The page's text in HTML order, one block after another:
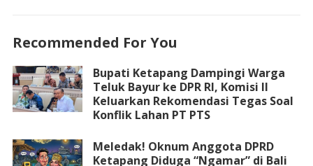
Recommended For You
Bupati Ketapang Dampingi Warga
Teluk Bayur ke DPR RI, Komisi II
Keluarkan Rekomendasi Tegas Soal
Konflik Lahan PT PTS
Meledak! Oknum Anggota DPRD
Ketapang Diduga “Ngamar” di Bali